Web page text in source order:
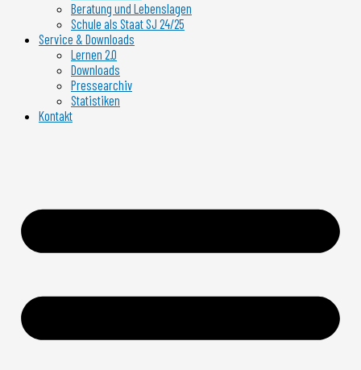
Beratung und Lebenslagen
Schule als Staat SJ 24/25
Service & Downloads
Lernen 2.0
Downloads
Pressearchiv
Statistiken
Kontakt